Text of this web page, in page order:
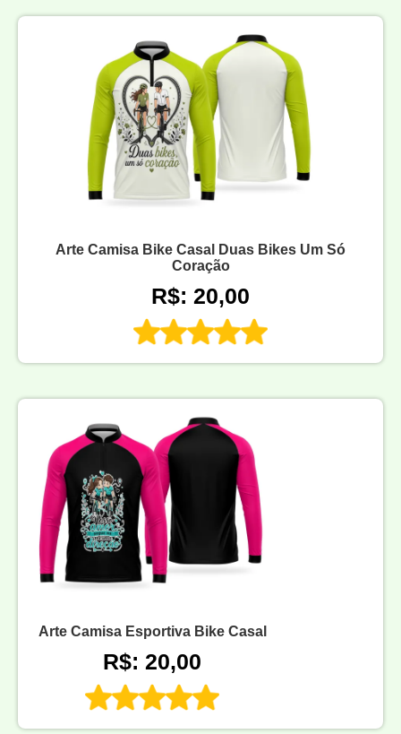
Arte Camisa Bike Casal Duas Bikes Um Só
Coração
R$: 20,00
Arte Camisa Esportiva Bike Casal
R$: 20,00